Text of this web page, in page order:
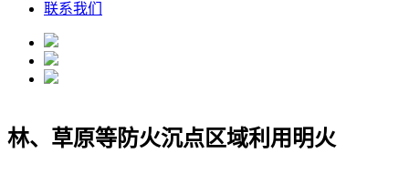
联系我们
林、草原等防火沉点区域利用明火